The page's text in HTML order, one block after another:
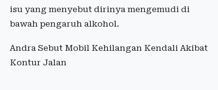
isu yang menyebut dirinya mengemudi di
bawah pengaruh alkohol.
Andra Sebut Mobil Kehilangan Kendali Akibat
Kontur Jalan